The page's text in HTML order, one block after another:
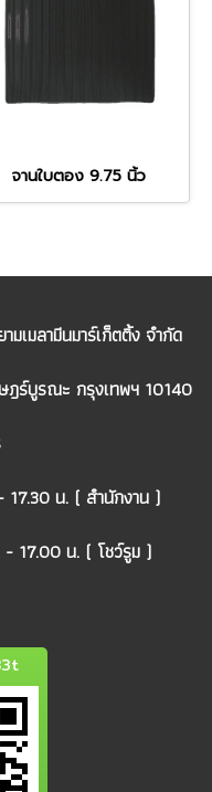
จานใบตอง 9.75 นิ้ว
มลามีนมาร์เก็ตติ้ง จำกัด
ร์บูรณะ กรุงเทพฯ 10140
น. ( สำนักงาน )
- 17.00 น. ( โชว์รูม )